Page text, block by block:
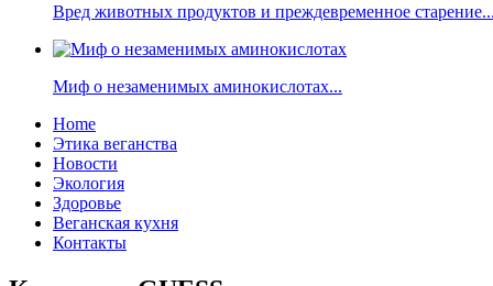
Вред животных продуктов и преждевременное
Миф о незаменимых аминокислотах...
Home
Этика веганства
Новости
Экология
Здоровье
Веганская кухня
Контакты